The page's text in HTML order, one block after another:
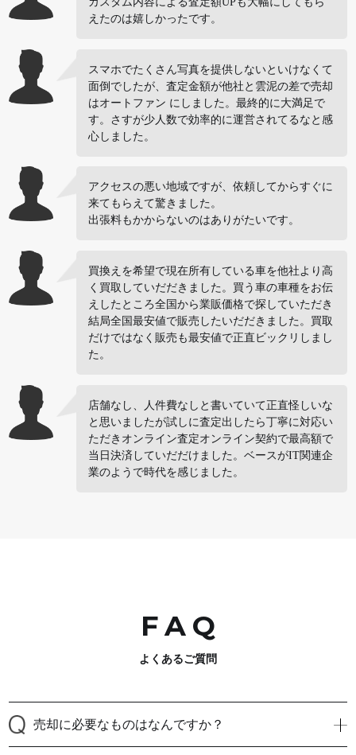
えたのは嬉しかったです。
スマホでたくさん写真を提供しないといけなくて
面倒でしたが、査定金額が他社と雲泥の差で売却
はオートファン にしました。最終的に大満足で
す。さすが少人数で効率的に運営されてるなと感
心しました。
アクセスの悪い地域ですが、依頼してからすぐに
来てもらえて驚きました。
出張料もかからないのはありがたいです。
買換えを希望で現在所有している車を他社より高
く買取していだだきました。買う車の車種をお伝
えしたところ全国から業販価格で探していただき
結局全国最安値で販売したいだだきました。買取
だけではなく販売も最安値で正直ビックリしまし
た。
店舗なし、人件費なしと書いていて正直怪しいな
と思いましたが試しに査定出したら丁寧に対応い
ただきオンライン査定オンライン契約で最高額で
当日決済していだだけました。ベースがIT関連企
業のようで時代を感じました。
FA Q
よくあるご質問
売却に必要なものはなんですか？